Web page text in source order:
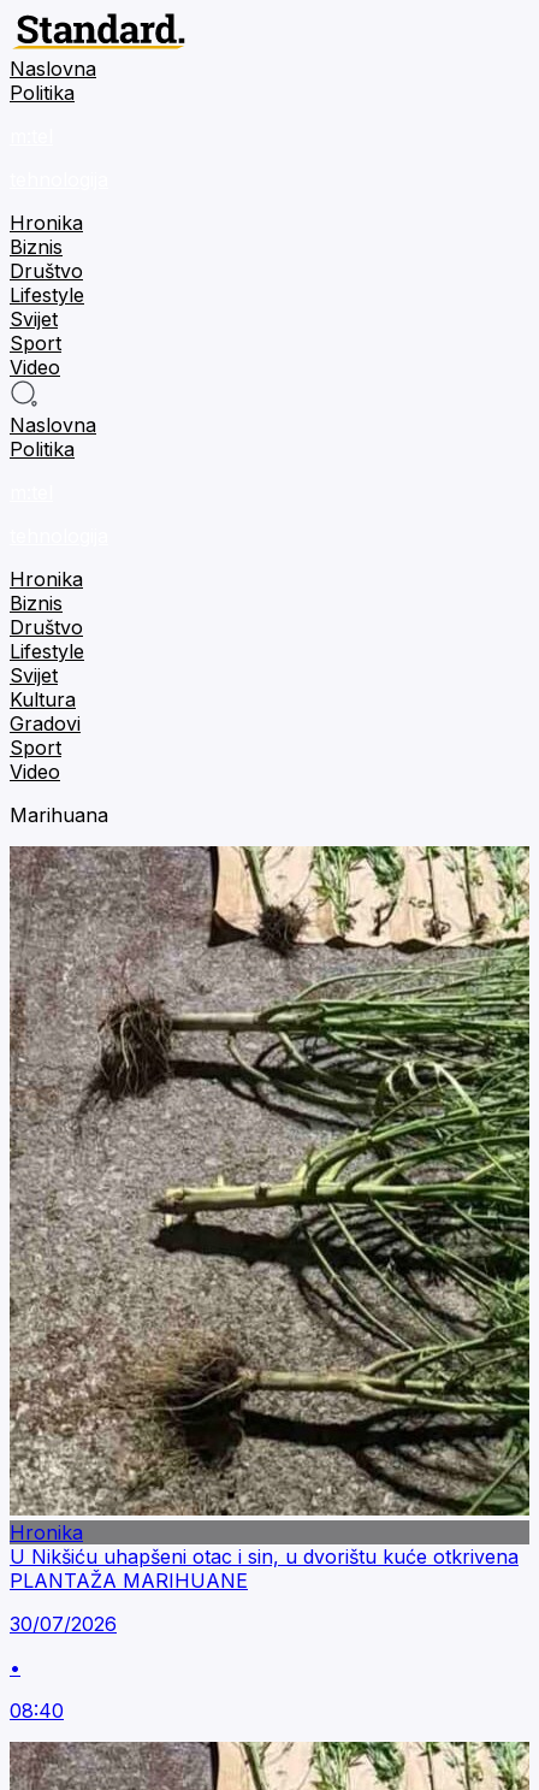
Naslovna
Politika
Hronika
Biznis
Društvo
Lifestyle
Svijet
Sport
Video
Naslovna
Politika
Hronika
Biznis
Društvo
Lifestyle
Svijet
Kultura
Gradovi
Sport
Video
Marihuana
Hronika
U Nikšiću uhapšeni otac i sin, u dvorištu kuće otkrivena
PLANTAŽA MARIHUANE
30/07/2026
•
08:40